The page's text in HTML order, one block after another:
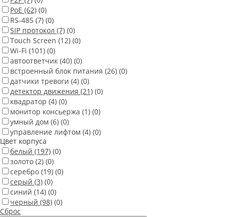
PoE (62) (0)
RS-485 (7) (0)
SIP протокол (7) (0)
Touch Screen (12) (0)
Wi-Fi (101) (0)
автоответчик (40) (0)
встроенный блок питания (26) (0)
датчики тревоги (4) (0)
детектор движения (21) (0)
квадратор (4) (0)
монитор консьержа (1) (0)
умный дом (6) (0)
управление лифтом (4) (0)
Цвет корпуса
белый (197) (0)
золото (2) (0)
серебро (19) (0)
серый (3) (0)
синий (14) (0)
черный (98) (0)
Сброс